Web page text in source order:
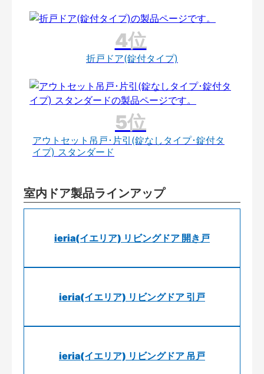
折戸ドア(錠付タイプ)
アウトセット吊戸･片引(錠なしタイプ･錠付タ
イプ) スタンダード
室内ドア製品ラインアップ
ieria(イエリア) リビングドア 開き戸
ieria(イエリア) リビングドア 引戸
ieria(イエリア) リビングドア 吊戸